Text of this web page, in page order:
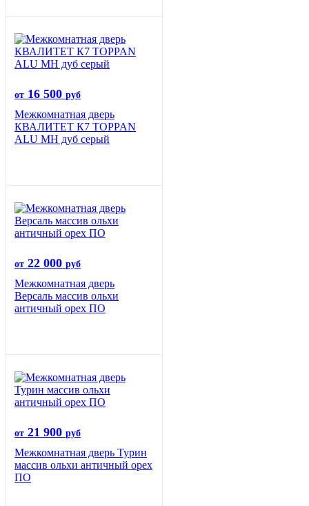
от 16 500 руб
Межкомнатная дверь
КВАЛИТЕТ К7 TOPPAN
ALU MH дуб серый
от 22 000 руб
Межкомнатная дверь
Версаль массив ольхи
античный орех ПО
от 21 900 руб
Межкомнатная дверь Турин
массив ольхи античный орех
ПО